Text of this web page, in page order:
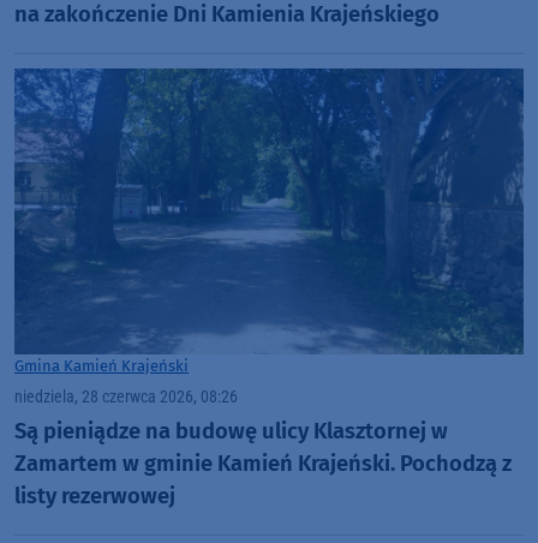
na zakończenie Dni Kamienia Krajeńskiego
Gmina Kamień Krajeński
niedziela, 28 czerwca 2026, 08:26
Są pieniądze na budowę ulicy Klasztornej w
Zamartem w gminie Kamień Krajeński. Pochodzą z
listy rezerwowej